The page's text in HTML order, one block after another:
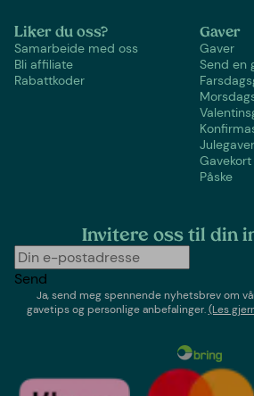
Liker du oss?
Samarbeide med oss
Bli affiliate
Rabattkoder
Gaver
Gaver
Send en
Julegaver
Gavekort
Påske
Invitere oss til din
Send
Ja, send meg spennende nyhetsbrev om
gavetips og personlige anbefalinger.(Les